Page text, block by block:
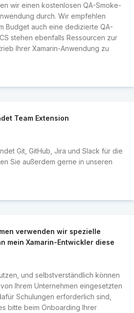
wir einen kostenlosen QA-Smoke-
durch. Wir empfehlen
Budget auch eine dedizierte QA-
stehen ebenfalls Ressourcen zur
Ihrer Xamarin-Anwendung zu
Team Extension
Git, GitHub, Jira und Slack für die
Sie außerdem gerne in unseren
verwenden wir spezielle
mein Xamarin-Entwickler diese
und selbstverständlich können
Ihrem Unternehmen eingesetzten
Schulungen erforderlich sind,
bitte beim Onboarding Ihrer